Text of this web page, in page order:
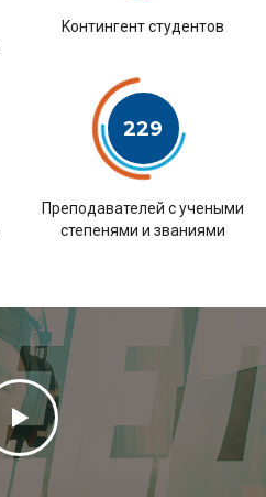
Kонтингент студентов
229
Преподавателей с учеными
степенями и званиями